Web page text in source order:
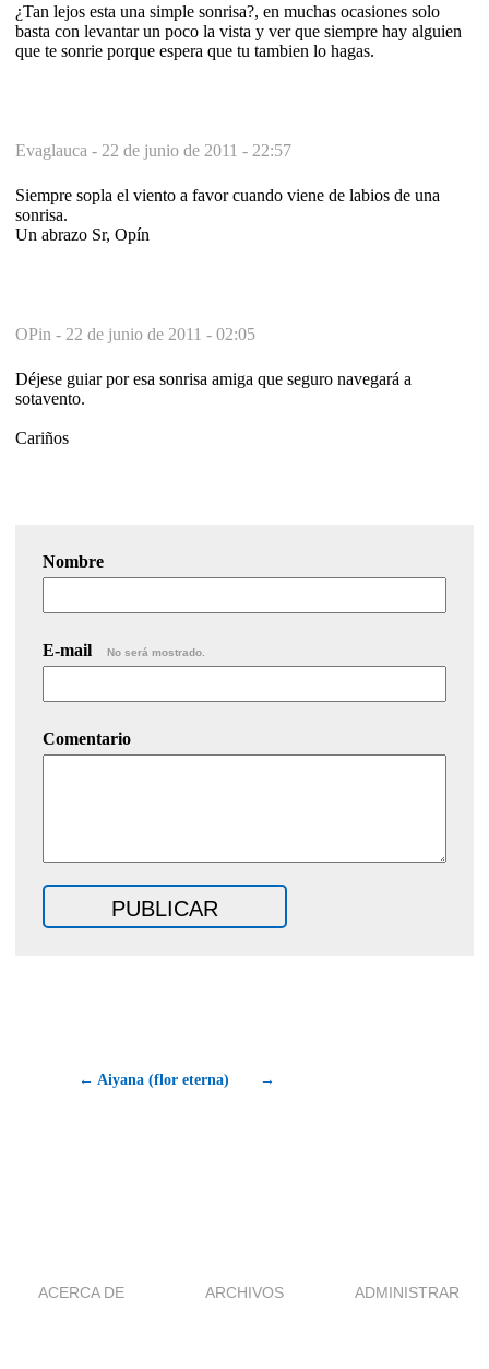
¿Tan lejos esta una simple sonrisa?, en muchas ocasiones solo
basta con levantar un poco la vista y ver que siempre hay alguien
que te sonrie porque espera que tu tambien lo hagas.
Evaglauca - 22 de junio de 2011 - 22:57
Siempre sopla el viento a favor cuando viene de labios de una
sonrisa.
Un abrazo Sr, Opín
OPin - 22 de junio de 2011 - 02:05
Déjese guiar por esa sonrisa amiga que seguro navegará a
sotavento.
Cariños
Nombre
E-mail No será mostrado.
Comentario
← Aiyana (flor eterna) →
ACERCA DE ARCHIVOS ADMINISTRAR